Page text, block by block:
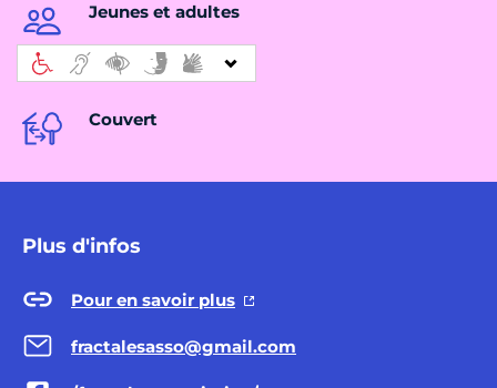
Jeunes et adultes
Couvert
Plus d'infos
Pour en savoir plus
fractalesasso@gmail.com